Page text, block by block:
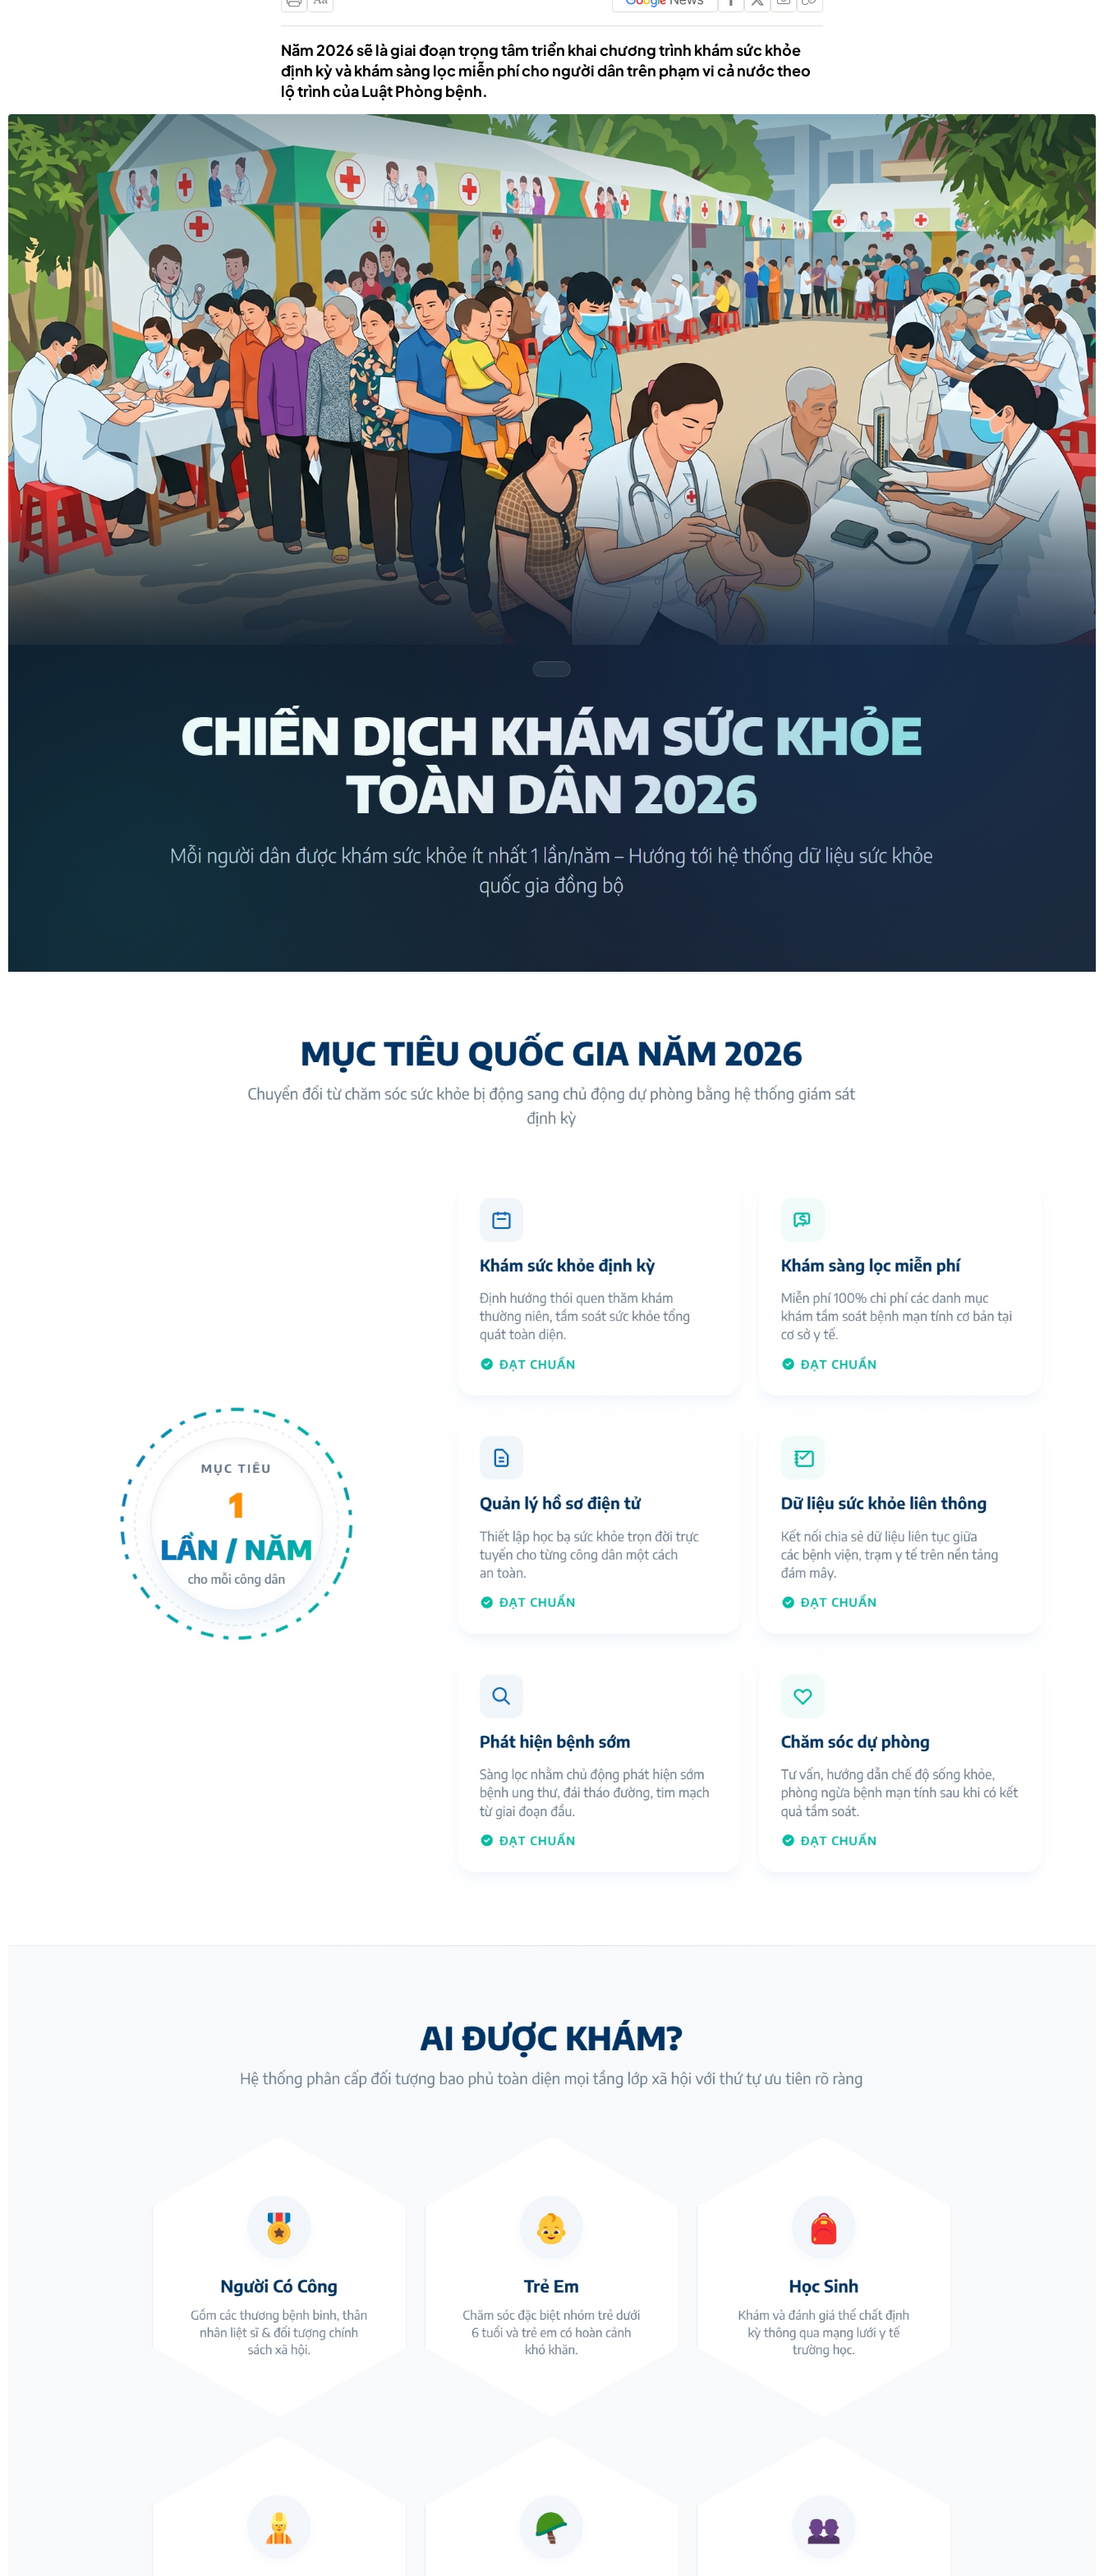
Năm 2026 sẽ là giai đoạn trọng tâm triển khai chương trình khám sức khỏe
định kỳ và khám sàng lọc miễn phí cho người dân trên phạm vi cả nước theo
lộ trình của Luật Phòng bệnh.